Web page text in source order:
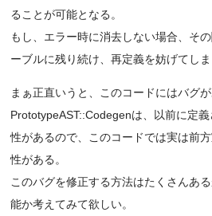
ることが可能となる。
もし、エラー時に消去しない場合、そ
ーブルに残り続け、再定義を妨げてしま
まぁ正直いうと、このコードにはバグが
PrototypeAST::Codegenは、以前に定
性があるので、このコードでは実は前
性がある。
このバグを修正する方法はたくさんあ
能か考えてみて欲しい。